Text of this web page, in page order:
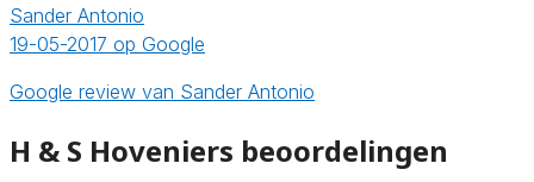
Sander Antonio
19-05-2017 op Google
Google review van Sander Antonio
H & S Hoveniers beoordelingen